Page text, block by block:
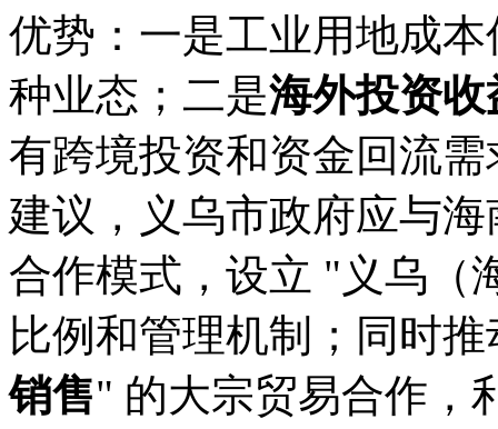
优势：一是工业用地成
种业态；二是海外投资
有跨境投资和资金回流
建议，义乌市政府应与
合作模式，设立 "义乌（
比例和管理机制；同时推
销售" 的大宗贸易合作，